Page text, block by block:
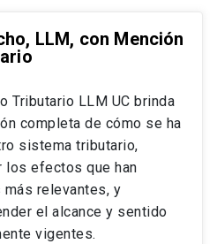
o compatibilizarás un
con una muy baja carga
para dedicarte
de graduación de
créditos) Primer
(50 créditos) Primer
elección (40 créditos)
LLM, con Mención
Tributario LLM UC brinda
completa de cómo se ha
sistema tributario,
los efectos que han
relevantes, y
el alcance y sentido
vigentes.